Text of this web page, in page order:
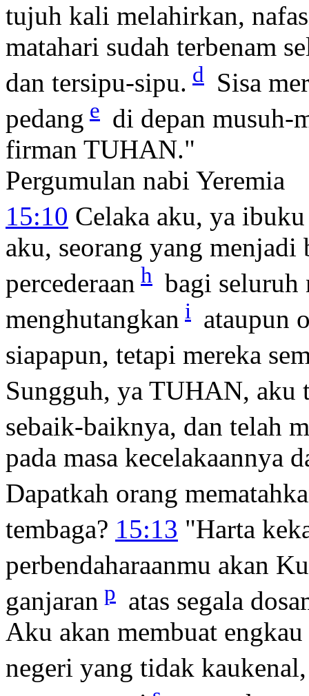
tujuh kali melahirkan,
matahari sudah terbenam
dan tersipu-sipu. d Sisa
pedang e di depan musuh-
firman TUHAN."
Pergumulan nabi Yeremia
15:10 Celaka aku, ya ibuku
aku, seorang yang menjadi
percederaan h bagi seluruh
menghutangkan i ataupun
siapapun, tetapi mereka
Sungguh, ya TUHAN, aku
sebaik-baiknya, dan telah
pada masa kecelakaannya
Dapatkah orang
tembaga? 15:13 "Harta
perbendaharaanmu akan
ganjaran p atas segala
Aku akan membuat
negeri yang tidak kaukenal,